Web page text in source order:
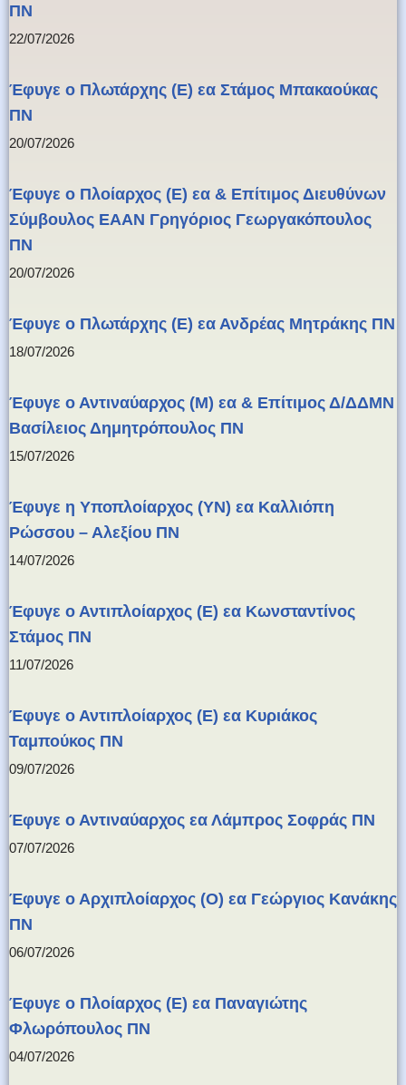
ΠΝ
22/07/2026
Έφυγε ο Πλωτάρχης (Ε) εα Στάμος Μπακαούκας
ΠΝ
20/07/2026
Έφυγε ο Πλοίαρχος (Ε) εα & Επίτιμος Διευθύνων
Σύμβουλος ΕΑΑΝ Γρηγόριος Γεωργακόπουλος
ΠΝ
20/07/2026
Έφυγε ο Πλωτάρχης (Ε) εα Ανδρέας Μητράκης ΠΝ
18/07/2026
Έφυγε ο Αντιναύαρχος (Μ) εα & Επίτιμος Δ/ΔΔΜΝ
Βασίλειος Δημητρόπουλος ΠΝ
15/07/2026
Έφυγε η Υποπλοίαρχος (ΥΝ) εα Καλλιόπη
Ρώσσου – Αλεξίου ΠΝ
14/07/2026
Έφυγε ο Αντιπλοίαρχος (Ε) εα Κωνσταντίνος
Στάμος ΠΝ
11/07/2026
Έφυγε ο Αντιπλοίαρχος (Ε) εα Κυριάκος
Ταμπούκος ΠΝ
09/07/2026
Έφυγε ο Αντιναύαρχος εα Λάμπρος Σοφράς ΠΝ
07/07/2026
Έφυγε ο Αρχιπλοίαρχος (Ο) εα Γεώργιος Κανάκης
ΠΝ
06/07/2026
Έφυγε ο Πλοίαρχος (Ε) εα Παναγιώτης
Φλωρόπουλος ΠΝ
04/07/2026